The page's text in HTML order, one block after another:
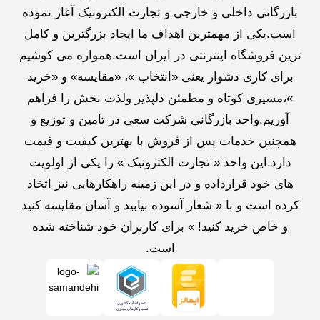
بازرگانی داخلی و خارجی و تجارت الکترونیک آغاز نموده
است.یکی از مهمترین اهداف ما ایجاد بزرگترین و کامل
ترین فروشگاه اینترنتی در ایران است.همواره می کوشیم
برای کاری دشوار یعنی «انتخاب »، «مقایسه» و «خرید
»،مسیری کوتاه و مطمئن دلپذیر ولذت بخش را فراهم
آوریم.واحد بازرگانی شرکت سعی در تامین و توزیع و
همچنین خدمات پس از فروش با بهترین کیفیت و قیمت
دارد.این واحد « تجارت الکترونیک » را یکی از اولویت
های خود قرارداده و در این زمینه راهکارهایی نیز اتخاذ
کرده است و با « شعار آسوده بیابید و آسان مقایسه کنید
و خاص خرید کنید! » برای کاربران خود شناخته شده
است.